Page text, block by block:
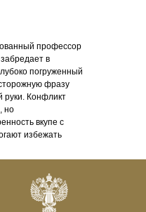
профессор
в
погруженный
фразу
руки. Конфликт
но
вкупе с
избежать